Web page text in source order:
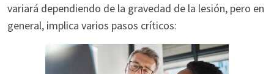
variará dependiendo de la gravedad de la lesión, pero en
general, implica varios pasos críticos: